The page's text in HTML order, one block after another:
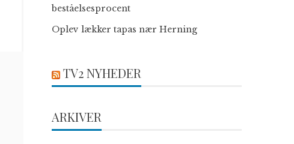
beståelsesprocent
Oplev lækker tapas nær Herning
TV2 NYHEDER
ARKIVER